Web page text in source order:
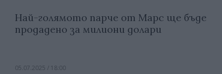
Най-голямото парче от Марс ще бъде
продадено за милиони долари
05.07.2025 / 18:00